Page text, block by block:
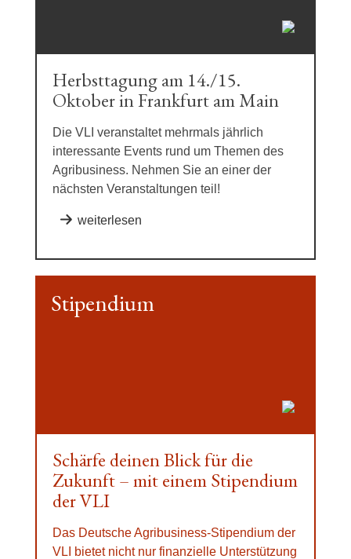
Herbsttagung am 14./15.
Oktober in Frankfurt am Main
Die VLI veranstaltet mehrmals jährlich
interessante Events rund um Themen des
Agribusiness. Nehmen Sie an einer der
nächsten Veranstaltungen teil!
weiterlesen
Stipendium
Schärfe deinen Blick für die
Zukunft – mit einem Stipendium
der VLI
Das Deutsche Agribusiness-Stipendium der
VLI bietet nicht nur finanzielle Unterstützung